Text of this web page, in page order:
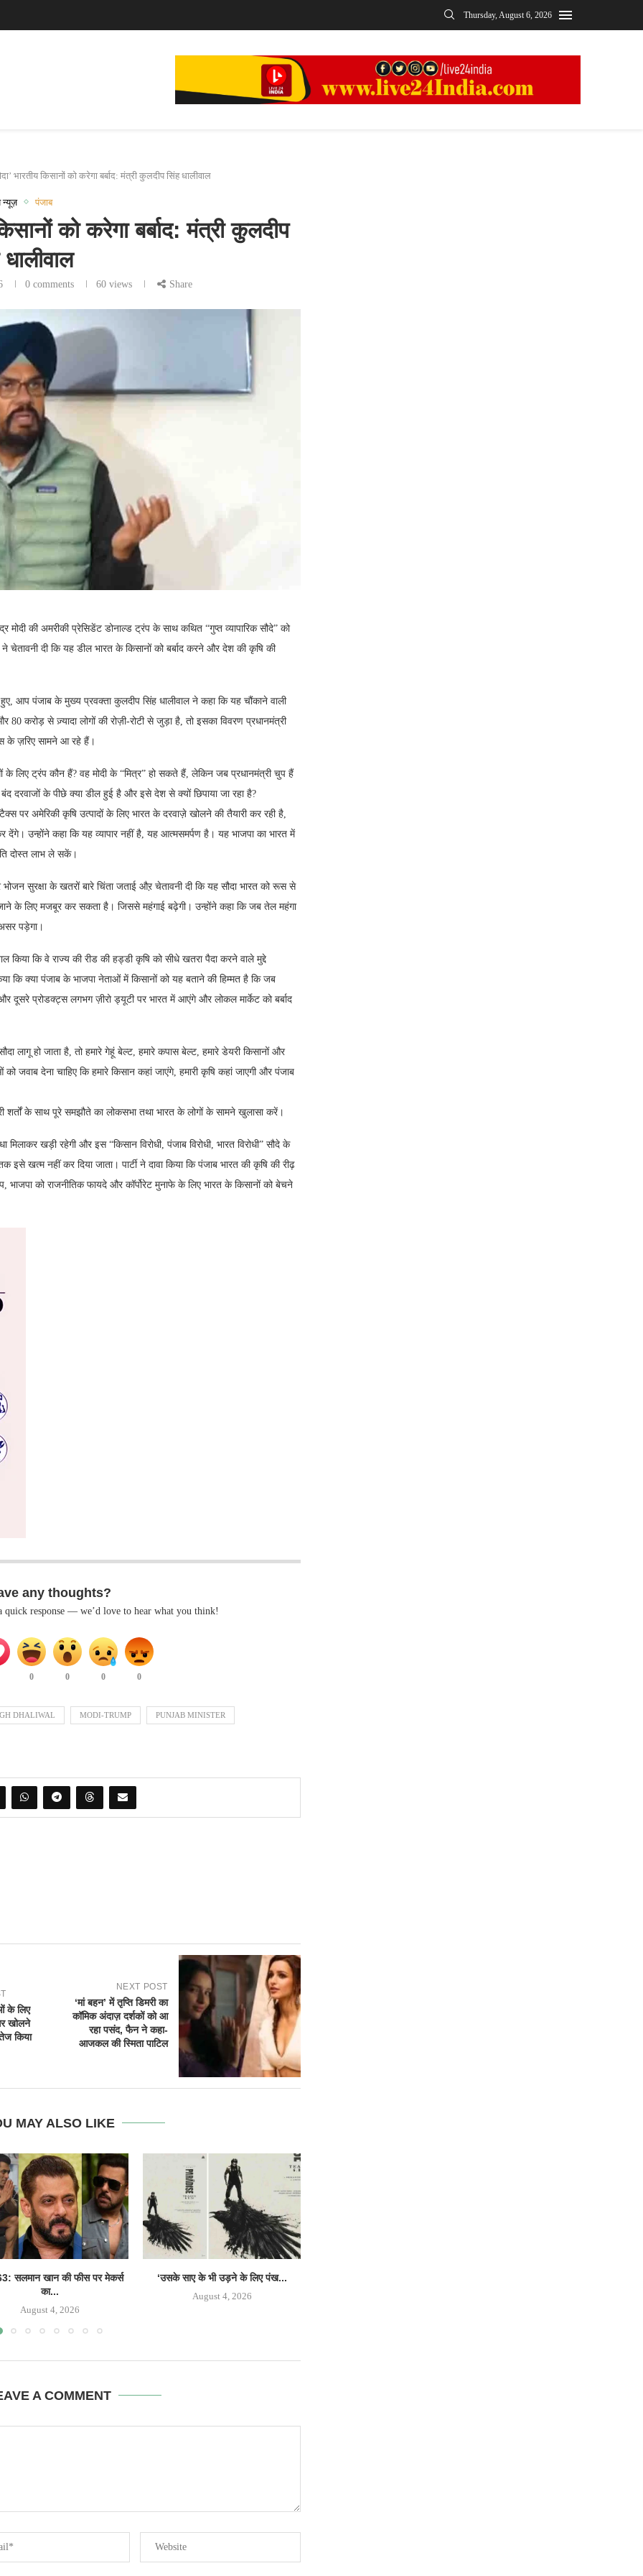
Thursday, August 6, 2026
भारतीय किसानों को करेगा बर्बाद: मंत्री कुलदीप सिंह धालीवाल
न्यूज़ पंजाब
को करेगा बर्बाद: मंत्री कुलदीप
0 comments 60 views Share
की अमरीकी प्रेसिडेंट डोनाल्ड ट्रंप के साथ कथित “गुप्त व्यापारिक सौदे” को
चेतावनी दी कि यह डील भारत के किसानों को बर्बाद करने और देश की कृषि की
आप पंजाब के मुख्य प्रवक्ता कुलदीप सिंह धालीवाल ने कहा कि यह चौंकाने वाली
करोड़ से ज़्यादा लोगों की रोज़ी-रोटी से जुड़ा है, तो इसका विवरण प्रधानमंत्री
के ज़रिए सामने आ रहे हैं।
लिए ट्रंप कौन हैं? वह मोदी के “मित्र” हो सकते हैं, लेकिन जब प्रधानमंत्री चुप हैं
बंद दरवाजों के पीछे क्या डील हुई है और इसे देश से क्यों छिपाया जा रहा है?
पर अमेरिकी कृषि उत्पादों के लिए भारत के दरवाज़े खोलने की तैयारी कर रही है,
देंगे। उन्होंने कहा कि यह व्यापार नहीं है, यह आत्मसमर्पण है। यह भाजपा का भारत में
दोस्त लाभ ले सकें।
सुरक्षा के खतरों बारे चिंता जताई औऱ चेतावनी दी कि यह सौदा भारत को रूस से
के लिए मजबूर कर सकता है। जिससे महंगाई बढ़ेगी। उन्होंने कहा कि जब तेल महंगा
पड़ेगा।
किया कि वे राज्य की रीड की हड्डी कृषि को सीधे खतरा पैदा करने वाले मुद्दे
कि क्या पंजाब के भाजपा नेताओं में किसानों को यह बताने की हिम्मत है कि जब
दूसरे प्रोडक्ट्स लगभग ज़ीरो ड्यूटी पर भारत में आएंगे और लोकल मार्केट को बर्बाद
लागू हो जाता है, तो हमारे गेहूं बेल्ट, हमारे कपास बेल्ट, हमारे डेयरी किसानों और
जवाब देना चाहिए कि हमारे किसान कहां जाएंगे, हमारी कृषि कहां जाएगी और पंजाब
शर्तों के साथ पूरे समझौते का लोकसभा तथा भारत के लोगों के सामने खुलासा करें।
खड़ी रहेगी और इस “किसान विरोधी, पंजाब विरोधी, भारत विरोधी” सौदे के
नहीं कर दिया जाता। पार्टी ने दावा किया कि पंजाब भारत की कृषि की रीढ़
भाजपा को राजनीतिक फायदे और कॉर्पोरेट मुनाफे के लिए भारत के किसानों को बेचने
any thoughts?
quick response — we’d love to hear what you think!
0 0 0 0
DHALIWAL MODI-TRUMP PUNJAB MINISTER
के लिए
खोलने
किया
NEXT POST
‘मां बहन’ में तृप्ति डिमरी का
कॉमिक अंदाज़ दर्शकों को आ
रहा पसंद, फैन ने कहा-
आजकल की स्मिता पाटिल
MAY ALSO LIKE
सलमान खान की फीस पर मेकर्स
का...
August 4, 2026
‘उसके साए के भी उड़ने के लिए पंख...
August 4, 2026
A COMMENT